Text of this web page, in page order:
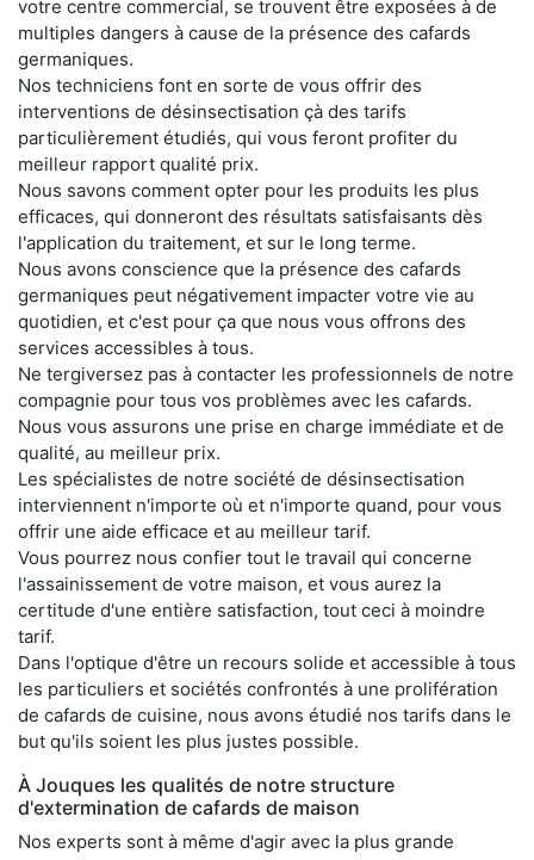
votre centre commercial, se trouvent être exposées à de
multiples dangers à cause de la présence des cafards
germaniques.
Nos techniciens font en sorte de vous offrir des
interventions de désinsectisation çà des tarifs
particulièrement étudiés, qui vous feront profiter du
meilleur rapport qualité prix.
Nous savons comment opter pour les produits les plus
efficaces, qui donneront des résultats satisfaisants dès
l'application du traitement, et sur le long terme.
Nous avons conscience que la présence des cafards
germaniques peut négativement impacter votre vie au
quotidien, et c'est pour ça que nous vous offrons des
services accessibles à tous.
Ne tergiversez pas à contacter les professionnels de notre
compagnie pour tous vos problèmes avec les cafards.
Nous vous assurons une prise en charge immédiate et de
qualité, au meilleur prix.
Les spécialistes de notre société de désinsectisation
interviennent n'importe où et n'importe quand, pour vous
offrir une aide efficace et au meilleur tarif.
Vous pourrez nous confier tout le travail qui concerne
l'assainissement de votre maison, et vous aurez la
certitude d'une entière satisfaction, tout ceci à moindre
tarif.
Dans l'optique d'être un recours solide et accessible à tous
les particuliers et sociétés confrontés à une prolifération
de cafards de cuisine, nous avons étudié nos tarifs dans le
but qu'ils soient les plus justes possible.
À Jouques les qualités de notre structure
d'extermination de cafards de maison
Nos experts sont à même d'agir avec la plus grande